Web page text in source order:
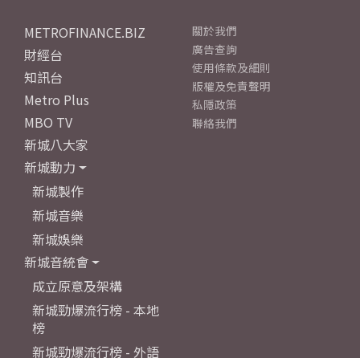
METROFINANCE.BIZ
財經台
知訊台
Metro Plus
MBO TV
新城八大家
新城動力
新城製作
新城音樂
新城娛樂
新城音統會
成立原意及架構
新城勁爆流行榜 - 本地
榜
新城勁爆流行榜 - 外語
關於我們
廣告查詢
使用條款及細則
版權及免責聲明
私隱政策
聯絡我們